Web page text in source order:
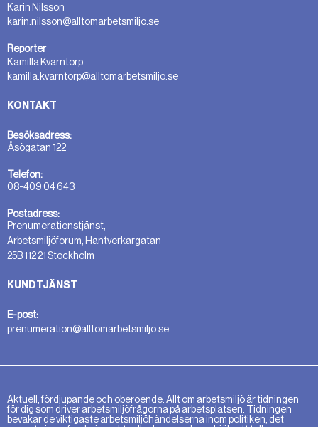
Karin Nilsson
karin.nilsson@alltomarbetsmiljo.se
Reporter
Kamilla Kvarntorp
kamilla.kvarntorp@alltomarbetsmiljo.se
KONTAKT
Besöksadress:
Åsögatan 122
Telefon:
08-409 04 643
Postadress:
Prenumerationstjänst,
Arbetsmiljöforum, Hantverkargatan
25B 112 21 Stockholm
KUNDTJÄNST
E-post:
prenumeration@alltomarbetsmiljo.se
Aktuell, fördjupande och oberoende. Allt om arbetsmiljö är tidningen
för dig som driver arbetsmiljöfrågorna på arbetsplatsen. Tidningen
bevakar de viktigaste arbetsmiljöhändelserna inom politiken, det